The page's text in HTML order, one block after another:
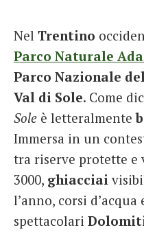
Nel Trentino
Parco Naturale
Parco Nazionale
Val di Sole. Come
Sole è letteralmente
Immersa in un
tra riserve protette e
3000, ghiacciai
l’anno, corsi d’acqua
spettacolari